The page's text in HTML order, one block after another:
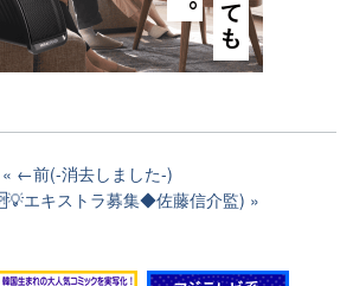
←前(-消去しました-)
エキストラ募集◆佐藤信介監)